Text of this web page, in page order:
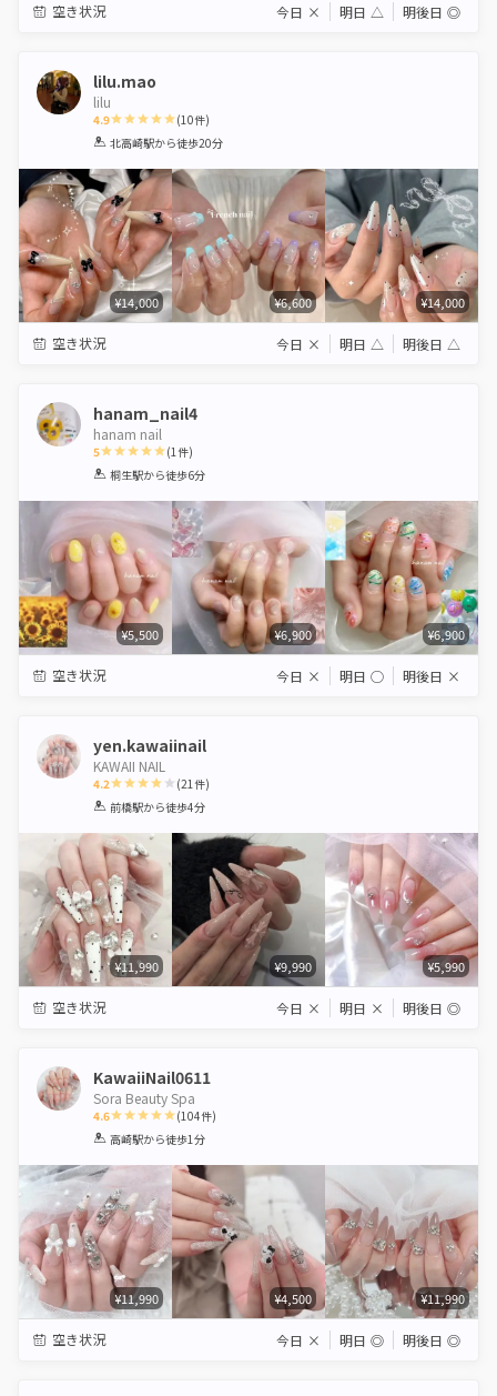
空き状況 今日 × 明日 △ 明後日 ◎
lilu.mao
lilu
4.9
1 2 3 4 5
(10件)
北高崎駅から徒歩20分
¥14,000 ¥6,600 ¥14,000
空き状況 今日 × 明日 △ 明後日 △
hanam_nail4
hanam nail
5
1 2 3 4 5
(1件)
桐生駅から徒歩6分
¥5,500 ¥6,900 ¥6,900
空き状況 今日 × 明日 ◯ 明後日 ×
yen.kawaiinail
KAWAII NAIL
4.2
1 2 3 4 5
(21件)
前橋駅から徒歩4分
¥11,990 ¥9,990 ¥5,990
空き状況 今日 × 明日 × 明後日 ◎
KawaiiNail0611
Sora Beauty Spa
4.6
1 2 3 4 5
(104件)
高崎駅から徒歩1分
¥11,990 ¥4,500 ¥11,990
空き状況 今日 × 明日 ◎ 明後日 ◎